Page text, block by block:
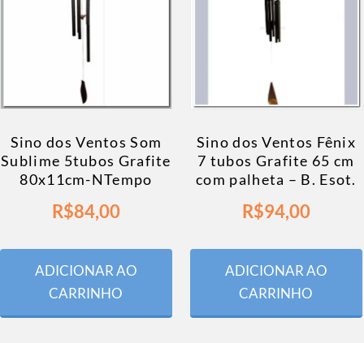
Sino dos Ventos Som
Sublime 5tubos Grafite
80x11cm-NTempo
R$84,00
ADICIONAR AO
CARRINHO
Sino dos Ventos Fênix
7 tubos Grafite 65 cm
com palheta – B. Esot.
R$94,00
ADICIONAR AO
CARRINHO